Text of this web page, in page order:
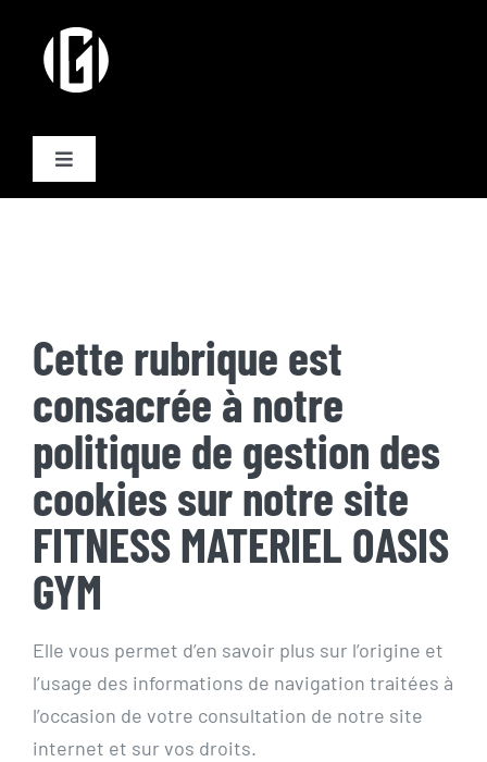
contenu
Toggle
Plannings
Equipe
Actualités
Contact
Pré-inscription/boutique
Cette rubrique est
consacrée à notre
politique de gestion des
cookies sur notre site
FITNESS MATERIEL OASIS
GYM
Elle vous permet d’en savoir plus sur l’origine et
l’usage des informations de navigation traitées à
l’occasion de votre consultation de notre site
internet et sur vos droits.